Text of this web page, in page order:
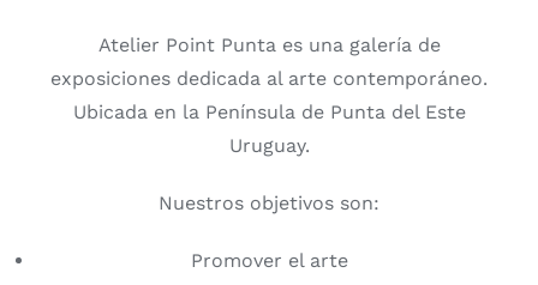
Atelier Point Punta es una galería de
exposiciones dedicada al arte contemporáneo.
Ubicada en la Península de Punta del Este
Uruguay.
Nuestros objetivos son:
Promover el arte